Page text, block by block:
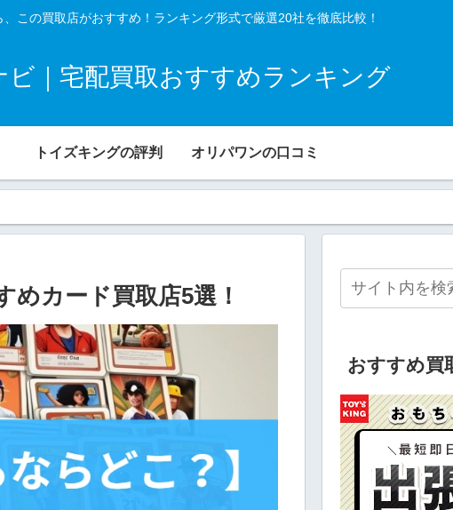
この買取店がおすすめ！ランキング形式で厳選20社を徹底比較！
ビ｜宅配買取おすすめランキング
トイズキングの評判 オリパワンの口コミ
めカード買取店5選！
おすすめ買